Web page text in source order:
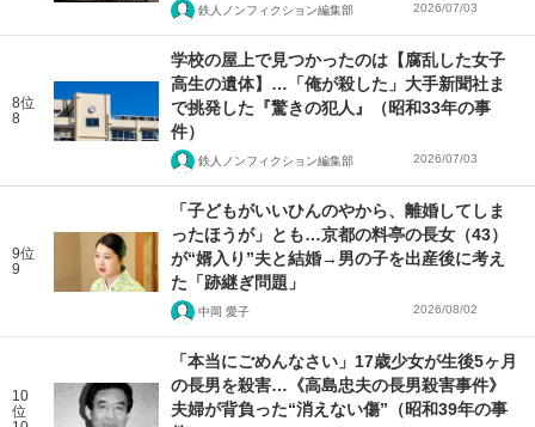
鉄人ノンフィクション編集部 2026/07/03
8位
8
学校の屋上で見つかったのは【腐乱した女子
高生の遺体】…「俺が殺した」大手新聞社ま
で挑発した『驚きの犯人』（昭和33年の事
件）
鉄人ノンフィクション編集部 2026/07/03
9位
9
「子どもがいいひんのやから、離婚してしま
ったほうが」とも…京都の料亭の長女（43）
が“婿入り”夫と結婚→男の子を出産後に考え
た「跡継ぎ問題」
中岡 愛子 2026/08/02
10
位
「本当にごめんなさい」17歳少女が生後5ヶ月
の長男を殺害…《高島忠夫の長男殺害事件》
夫婦が背負った“消えない傷”（昭和39年の事